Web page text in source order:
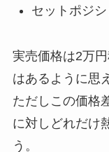
セットポジシ
実売価格は2万
はあるように思
ただしこの価格
に対しどれだけ
う。